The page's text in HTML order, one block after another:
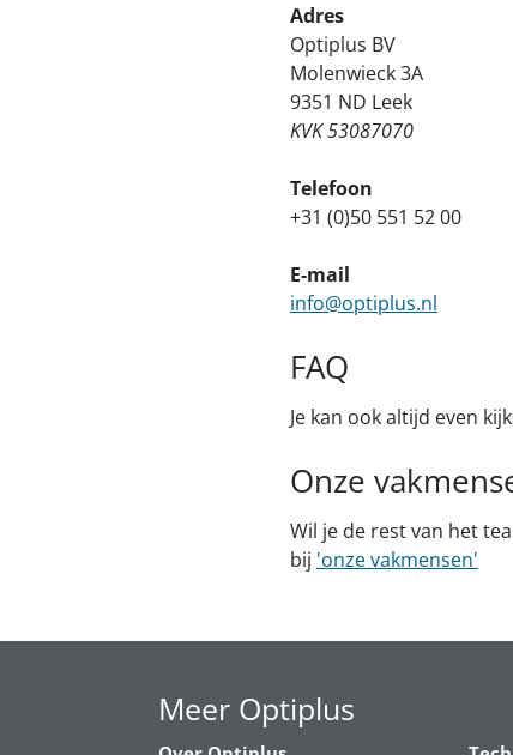
Adres
Optiplus BV
Molenwieck 3A
9351 ND Leek
KVK 53087070
Telefoon
+31 (0)50 551 52 00
E-mail
info@optiplus.nl
FAQ
Je kan ook altijd even
Onze
Wil je de rest van het
bij 'onze vakmensen'
Meer Optiplus